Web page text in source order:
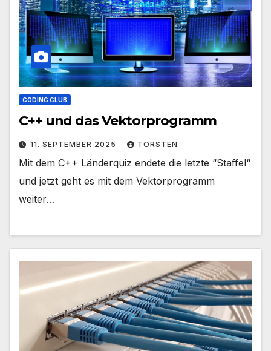
CODING CLUB
C++ und das Vektorprogramm
11. SEPTEMBER 2025 TORSTEN
Mit dem C++ Länderquiz endete die letzte “Staffel“
und jetzt geht es mit dem Vektorprogramm
weiter…